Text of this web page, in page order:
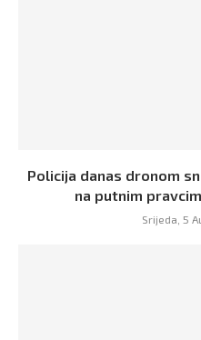
Policija danas dronom
na putnim
Srijeda, 5